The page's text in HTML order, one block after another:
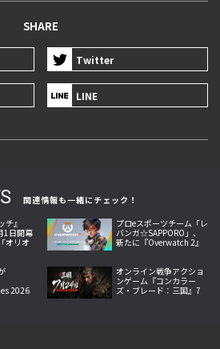
SHARE
Twitter
LINE
関連情報も一緒にチェック！
チ』
1日開幕
オリオ
プロeスポーツチーム「レ
バンガ☆SAPPORO」、
新たに『Overwatch 2』
2026
オンライン戦争アクショ
ンゲーム『コンカラー
ズ・ブレード：三国』7